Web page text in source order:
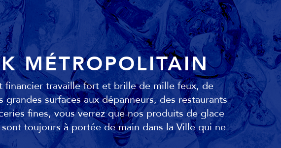
MÉTROPOLITAIN
financier travaille fort et brille de mille feux, de
grandes surfaces aux dépanneurs, des restaurants
fines, vous verrez que nos produits de glace
toujours à portée de main dans la Ville qui ne